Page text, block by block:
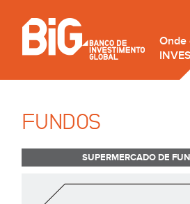
Onde
FUNDOS
SUPERMERCADO DE